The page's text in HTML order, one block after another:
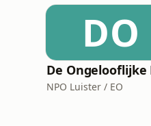
DO
NPO Luister / EO